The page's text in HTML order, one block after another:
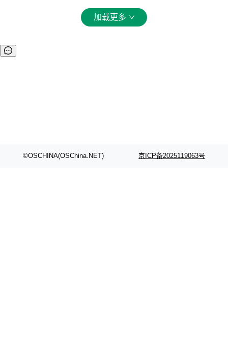
排（闭源，提供 API）；H3-Base 是核心生成模
型，33B 参数，负责 768p 音视频生成（开
生成 2K ...
Flash-0731 经过大量后训练工作，智能体能力
大幅增强，指令遵循能力大幅增强。在多项基准
当前最强的闭源模型相媲美。 超算互联网现面向
加载更多
©OSCHINA(OSChina.NET) 京ICP备2025119063号